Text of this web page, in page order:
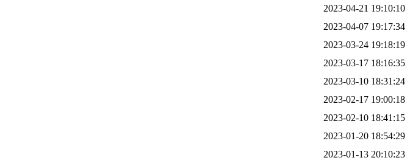
2023-04-21 19:10:10
2023-04-07 19:17:34
2023-03-24 19:18:19
2023-03-17 18:16:35
2023-03-10 18:31:24
2023-02-17 19:00:18
2023-02-10 18:41:15
2023-01-20 18:54:29
2023-01-13 20:10:23